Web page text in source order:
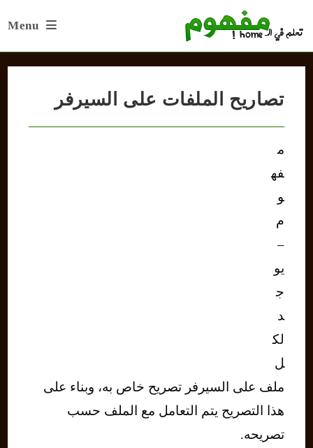
Menu
تصاريح الملفات على السيرفر
م
فه
و
م
–
يو
ج
د
لك
ل
ملف على السيرفر تصريح خاص به، وبناء على
هذا التصريح يتم التعامل مع الملف حسب
تصريحه.